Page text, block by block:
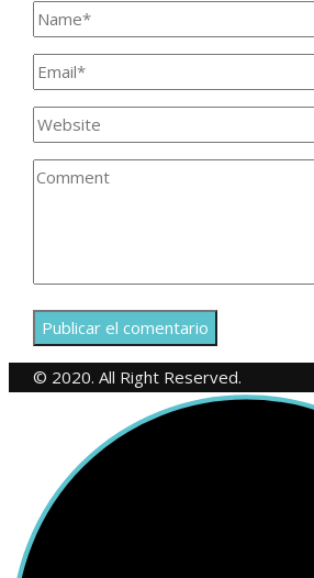
© 2020. All Right Reserved.